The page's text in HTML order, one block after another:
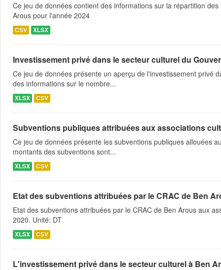
Ce jeu de données contient des informations sur la répartition
Arous pour l'année 2024
CSV XLSX
Investissement privé dans le secteur culturel du
Ce jeu de données présente un aperçu de l'investissement privé
des informations sur le nombre...
XLSX CSV
Subventions publiques attribuées aux associations
Ce jeu de données présente les subventions publiques allouées
montants des subventions sont...
XLSX CSV
Etat des subventions attribuées par le CRAC de Ben
Etat des subventions attribuées par le CRAC de Ben Arous aux
2020. Unité: DT
XLSX CSV
L'investissement privé dans le secteur culturel à Ben